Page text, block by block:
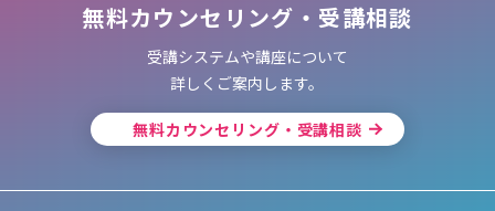
無料カウンセリング・受講相談
受講システムや講座について
詳しくご案内します。
無料カウンセリング・受講相談